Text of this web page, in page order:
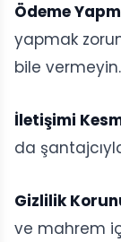
Ödeme
yapmak
bile vermeyin.
İletişimi
da
Gizlilik
ve mahrem